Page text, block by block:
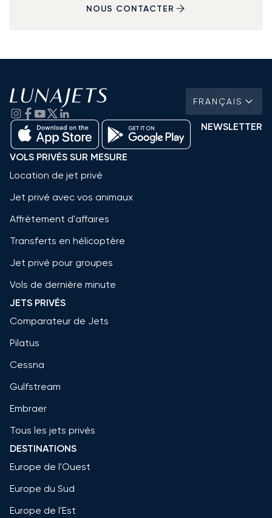
NOUS CONTACTER
FRANÇAIS
NEWSLETTER
VOLS PRIVÉS SUR MESURE
Location de jet privé
Jet privé avec vos animaux
Affrètement d'affaires
Transferts en hélicoptère
Jet privé pour groupes
Vols de dernière minute
JETS PRIVÉS
Comparateur de Jets
Pilatus
Cessna
Gulfstream
Embraer
Tous les jets privés
DESTINATIONS
Europe de l'Ouest
Europe du Sud
Europe de l'Est